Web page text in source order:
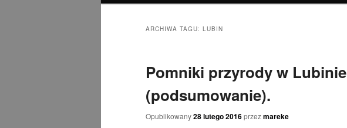
ARCHIWA TAGU: LUBIN
Pomniki przyrody w Lubinie
(podsumowanie).
Opublikowany28 lutego 2016przezmareke